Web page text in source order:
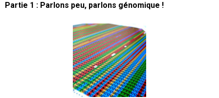
Partie 1 : Parlons peu, parlons génomique !